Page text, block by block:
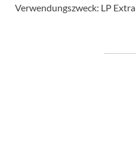
Verwendungszweck: LP Extra